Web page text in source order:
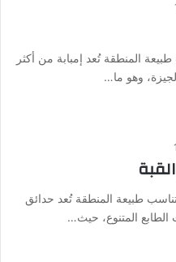
المنطقة تُعد إمبابة من أكثر
وهو ما…
طبيعة المنطقة تُعد حدائق
الطابع المتنوع، حيث…